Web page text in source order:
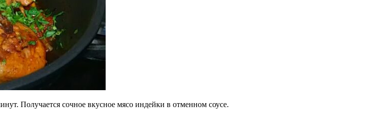
Получается сочное вкусное мясо индейки в отменном соусе.